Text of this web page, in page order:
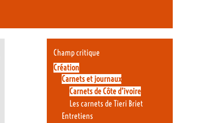
Champ critique
Création
Carnets et journaux
Carnets de Côte d’ivoire
Les carnets de Tieri Briet
Entretiens